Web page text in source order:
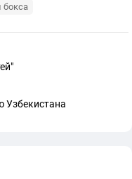
бокса
Узбекистана